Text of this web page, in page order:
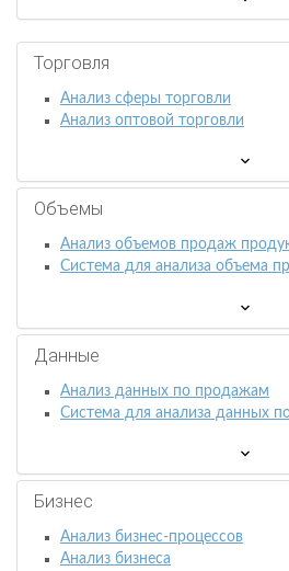
Торговля
Анализ сферы торговли
Анализ оптовой торговли
Объемы
Анализ объемов продаж
Система для анализа объема
Данные
Анализ данных по продажам
Система для анализа данных
Бизнес
Анализ бизнес-процессов
Анализ бизнеса